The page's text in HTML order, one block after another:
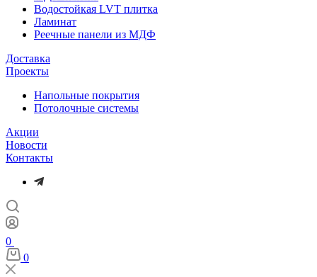
Водостойкая LVT плитка
Ламинат
Реечные панели из МДФ
Доставка
Проекты
Напольные покрытия
Потолочные системы
Акции
Новости
Контакты
0
0